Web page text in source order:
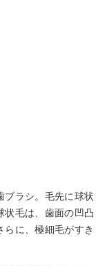
ブラシ。毛先に球状
状毛は、歯面の凹凸
らに、極細毛がすき